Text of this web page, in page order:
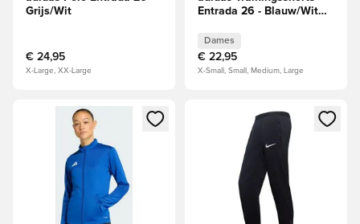
Grijs/Wit
€ 24,95
X-Large, XX-Large
Entrada 26 - Blauw/Wit
Dames
€ 22,95
X-Small, Small, Medium, Large
Opent een venster om in te loggen of je aan te melden als
Opent een venster om in te